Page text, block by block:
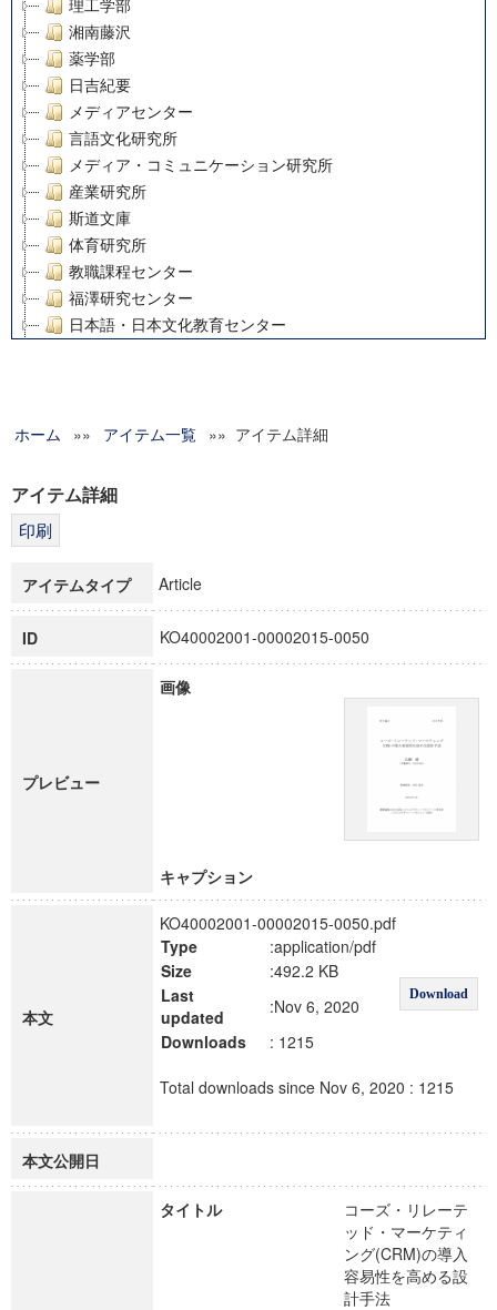
理工学部
湘南藤沢
薬学部
日吉紀要
メディアセンター
言語文化研究所
メディア・コミュニケーション研究所
産業研究所
斯道文庫
体育研究所
教職課程センター
福澤研究センター
日本語・日本文化教育センター
グローバルリサーチインスティテュート
科学研究費補助金研究成果報告書
博士課程教育リーディングプログラム「超成熟社会発展のサ
ホーム »» アイテム一覧 »» アイテム詳細
アイテム詳細
アイテムタイプ Article
ID KO40002001-00002015-0050
プレビュー
画像
キャプション
本文
KO40002001-00002015-0050.pdf
Type
:application/pdf
Download
Size
:492.2 KB
Last
updated
:Nov 6, 2020
Downloads
: 1215
Total downloads since Nov 6, 2020 : 1215
本文公開日
タイトル
コーズ・リレーテ
ッド・マーケティ
ング(CRM)の導入
容易性を高める設
計手法